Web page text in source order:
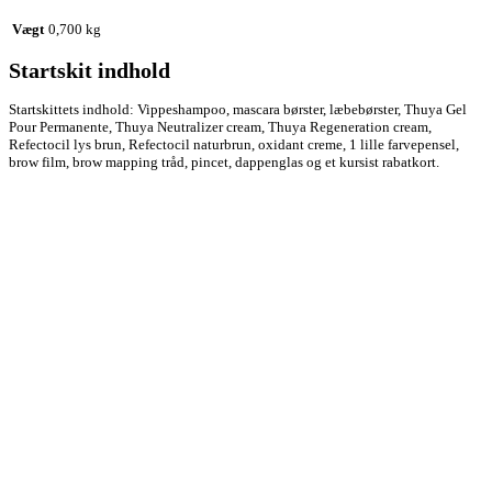
Vægt 0,700 kg
Startskit indhold
Startskittets indhold: Vippeshampoo, mascara børster, læbebørster, Thuya Gel
Pour Permanente, Thuya Neutralizer cream, Thuya Regeneration cream,
Refectocil lys brun, Refectocil naturbrun, oxidant creme, 1 lille farvepensel,
brow film, brow mapping tråd, pincet, dappenglas og et kursist rabatkort.